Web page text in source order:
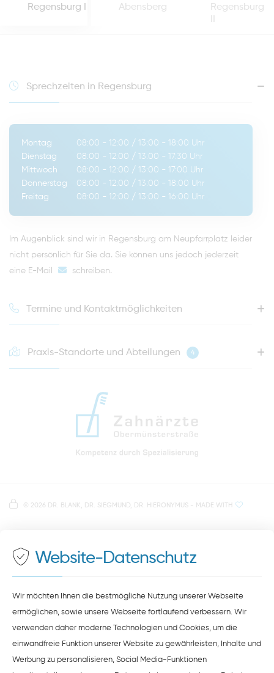
Regensburg I Abensberg
Regensburg
Sprechzeiten in Regensburg
Montag 08:00 - 12:00 / 13:00 - 18:00 Uhr
Dienstag
08:00 - 12:00 / 13:00 - 17:30 Uhr
Mittwoch
08:00 - 12:00 / 13:00 - 17:00 Uhr
Donnerstag
08:00 - 12:00 / 13:00 - 18:00 Uhr
Freitag
08:00 - 12:00 / 13:00 - 16:00 Uhr
Im Augenblick sind wir in Regensburg am Neupfarrplatz leider
nicht persönlich für Sie da. Sie können uns jedoch jederzeit
eine E-Mail
schreiben.
Termine und Kontaktmöglichkeiten
info@zahnaerzte-in-regensburg.de
Praxis-Standorte und Abteilungen 4
zustimmen.
ZUSTIMMEN
HINWEISE ZUM DATENSCHUTZ
© 2026 DR. BLANK, DR. SIEGMUND, DR. HIERONYMUS - MADE WITH
Website-Datenschutz
Wir möchten Ihnen die bestmögliche Nutzung unserer Webseite
ermöglichen, sowie unsere Webseite fortlaufend verbessern. Wir
verwenden daher moderne Technologien und Cookies, um die
einwandfreie Funktion unserer Website zu gewährleisten, Inhalte und
Werbung zu personalisieren, Social Media-Funktionen